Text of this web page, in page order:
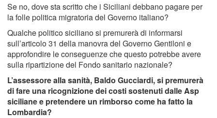
Se no, dove sta scritto che i Siciliani debbano pagare per
la folle politica migratoria del Governo italiano?
Qualche politico siciliano si premurerà di informarsi
sull’articolo 31 della manovra del Governo Gentiloni e
approfondire le conseguenze che questo potrebbe avere
sulla ripartizione del Fondo sanitario nazionale?
L’assessore alla sanità, Baldo Gucciardi, si premurerà
di fare una ricognizione dei costi sostenuti dalle Asp
siciliane e pretendere un rimborso come ha fatto la
Lombardia?